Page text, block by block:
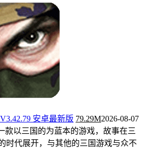
安卓最新版 79.29M2026-08-07
款以三国的为蓝本的游戏，故事在三
时代展开，与其他的三国游戏与众不